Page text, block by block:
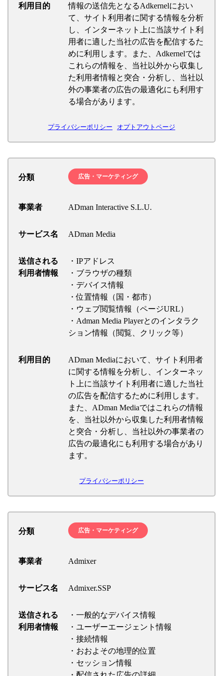
利用目的
情報の送信先となるAdkernelにおい
て、サイト利用者に関する情報を分析
し、インターネット上に当該サイト利
用者に適した当社の広告を配信するた
めに利用します。また、Adkernelでは
これらの情報を、当社以外から収集し
た利用者情報と突合・分析し、当社以
外の事業者の広告の最適化にも利用す
る場合があります。
プライバシーポリシー オプトアウトページ
分類 広告・マーケティング
事業者 ADman Interactive S.L.U.
サービス名 ADman Media
送信される
利用者情報
・IPアドレス
・ブラウザの種類
・デバイス情報
・位置情報（国・都市）
・ウェブ閲覧情報（ページURL）
・Adman Media Playerとのインタラク
ション情報（閲覧、クリック等）
利用目的
ADman Mediaにおいて、サイト利用者
に関する情報を分析し、インターネッ
ト上に当該サイト利用者に適した当社
の広告を配信するために利用します。
また、ADman Mediaではこれらの情報
を、当社以外から収集した利用者情報
と突合・分析し、当社以外の事業者の
広告の最適化にも利用する場合があり
ます。
プライバシーポリシー
分類 広告・マーケティング
事業者 Admixer
サービス名 Admixer.SSP
送信される
利用者情報
・一般的なデバイス情報
・ユーザーエージェント情報
・接続情報
・おおよその地理的位置
・セッション情報